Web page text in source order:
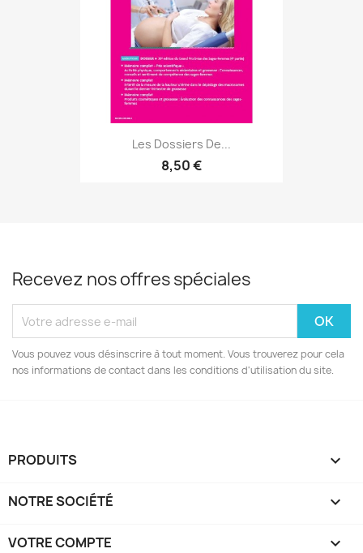
Les Dossiers De...
8,50 €
Recevez nos offres spéciales
Vous pouvez vous désinscrire à tout moment. Vous trouverez pour cela
nos informations de contact dans les conditions d'utilisation du site.
PRODUITS 
NOTRE SOCIÉTÉ 
VOTRE COMPTE 